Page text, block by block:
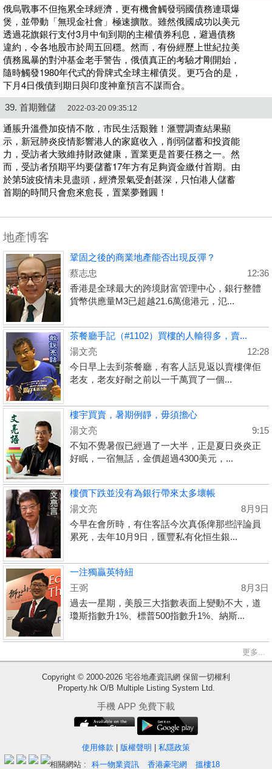
收
體
体
俄烏戰事不但拖累全球經濟，更有機會觸發弱國債務連環爆
煲，並帶動「無現金社會」極速擴散。雖然俄國成功以美元
透過花旗銀行支付3月中旬到期的主權債券利息，避過債務
違約，令各地股市於周五回穩。然而，有份經歷上世紀拉美
債務風暴的對沖基金老手警告，俄債真正的考驗才剛開始，
隨時觸發1980年代式的骨牌式全球主權債災。更巧合的是，
下月4日俄債到期日與印度神童預言不謀而合。
39. 首期難儲 2022-03-20 09:35:12
通脹升溫疊加疫情不散，市民生活艱難！滙豐調查結果顯
示，新冠肺炎疫情影響港人的家庭收入，削弱儲蓄和投資能
力，受訪者大致維持財政健康，置業更是首要任務之一。然
而，受訪者預期平均要儲蓄17年方有足夠資金繳付首期。由
於第5波疫情未見盡頭，經濟景氣受創甚深，只怕港人儲蓄
首期的時間只會愈來愈長，置業夢難圓！
地產博客
鞏固之後的商業地產能否出現反彈？
蔡志忠
12:36
香港是全球最大的跨境財富管理中心，銀行整體
貨幣供應量M3已超越21.6萬億港元，氾...
茶餐廳手記（#1102）買樓的人輸得多，賣...
湯文亮
12:28
今日早上去到茶餐廳，有客人話見返以賣樓俾佢
老友，老友好耐之前以一千萬買了一個...
樓宇買賣，暑期例靜，毋須擔心
湯文亮
9:15
不知不覺暑假已經過了一大半，正是夏日炎炎正
好眠，一宿無話，金價超過4300美元，...
樓價下跌並没有為銀行帶來太多壞帳
湯文亮
8月9日
今早在會所時，有住客話今次真係俾那些評論員
累死，去年10月9日，匯豐私有化恒生銀...
一注獨贏英特紐
王弼
8月3日
過去一星期，美股三大指數表面上變動不大，道
瓊斯指數升1%、標普500指數升1%、納斯...
更多...
Copyright © 2000-2026 宅谷地產資訊網 保留一切權利
Property.hk O/B Multiple Listing System Ltd.
手機 APP 免費下載
使用條款 版權聲明
私隱政策
相關網站 :
科一物業資訊 香港豪宅網 搵樓18